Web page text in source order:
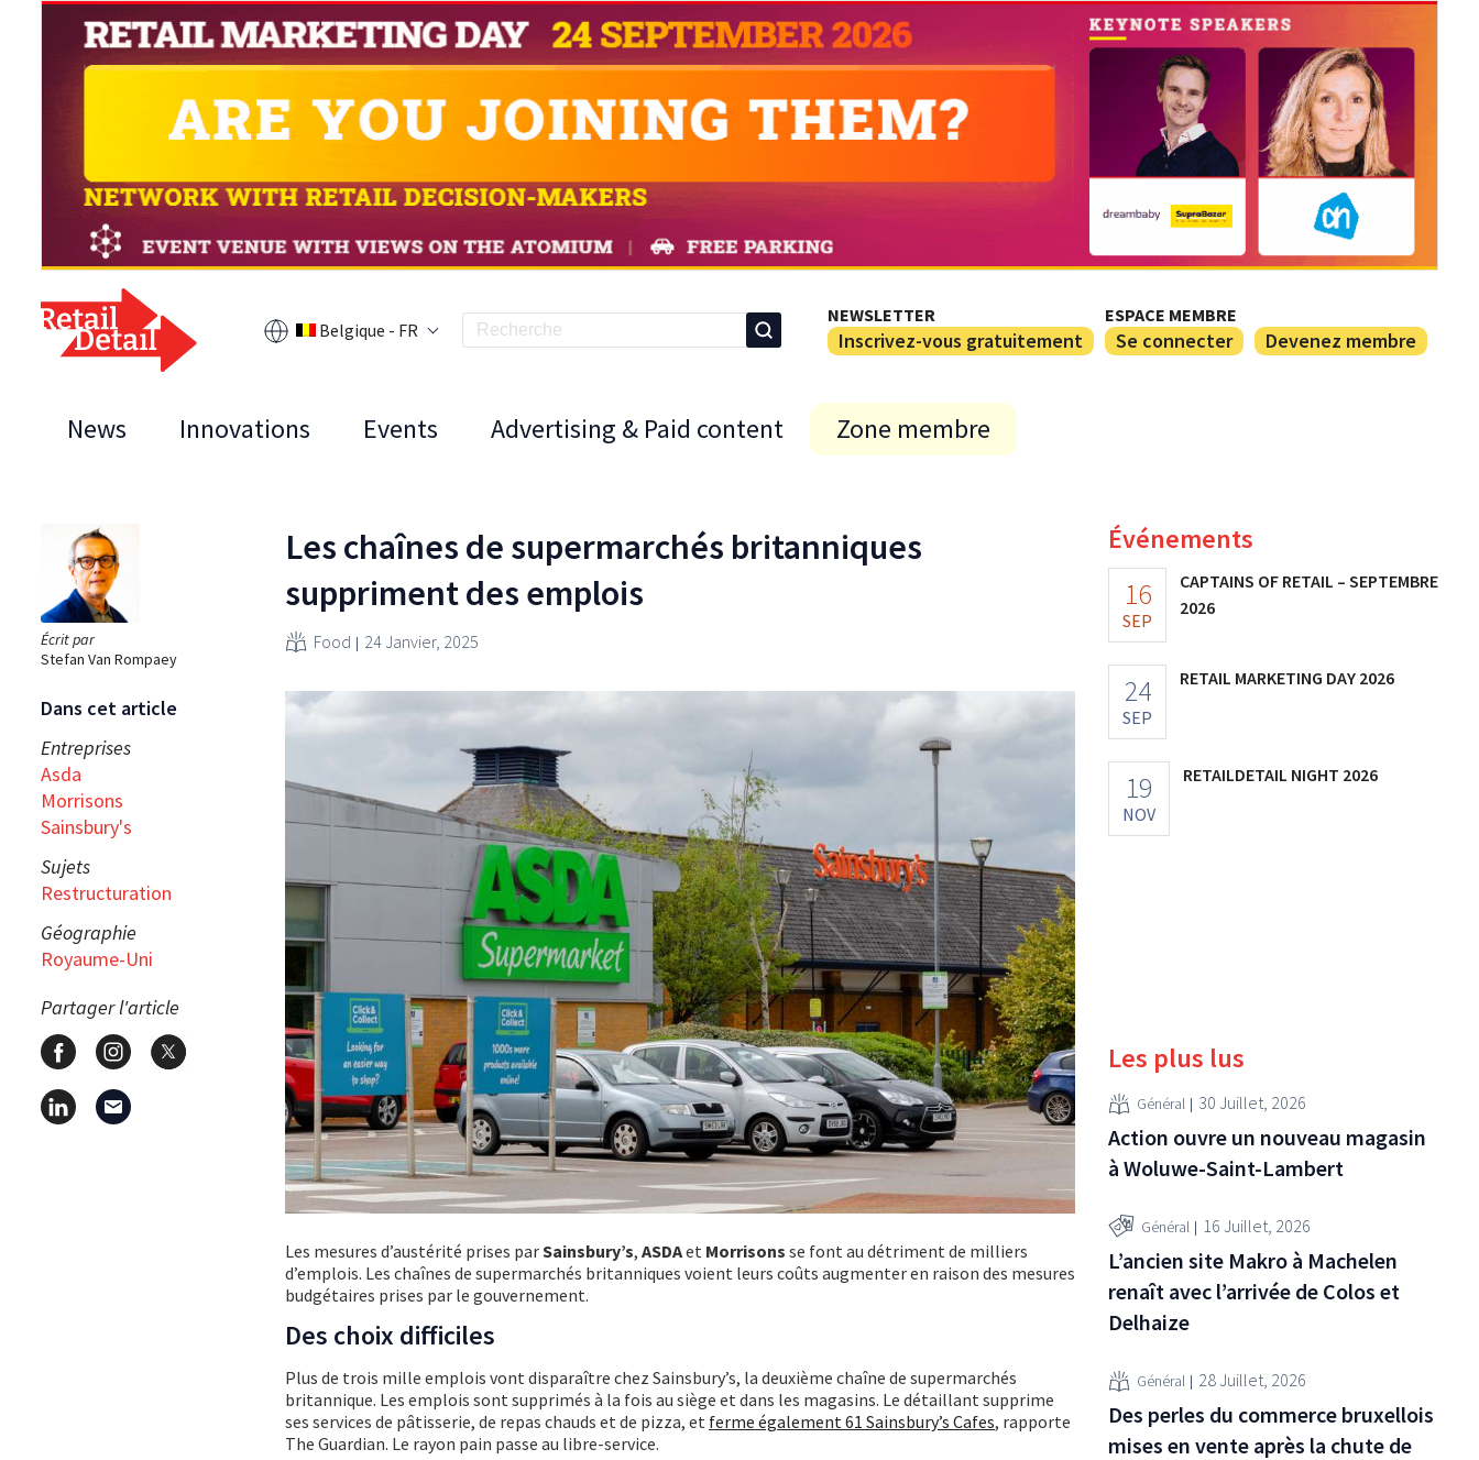
Belgique - FR
NEWSLETTER
Inscrivez-vous gratuitement
ESPACE MEMBRE
Se connecter Devenez membre
News Innovations Events Advertising & Paid content Zone membre
Écrit par
Stefan Van Rompaey
Dans cet article
Entreprises
Asda
Morrisons
Sainsbury's
Sujets
Restructuration
Géographie
Royaume-Uni
Partager l'article
Les chaînes de supermarchés britanniques
suppriment des emplois
Food 24 Janvier, 2025
Les mesures d’austérité prises parSainsbury’s, ASDAet Morrisons se font au détriment de milliers
d’emplois. Les chaînes de supermarchés britanniques voient leurs coûts augmenter en raison des mesures
budgétaires prises par le gouvernement.
Des choix difficiles
Plus de trois mille emplois vont disparaître chez Sainsbury’s, la deuxième chaîne de supermarchés
britannique. Les emplois sont supprimés à la fois au siège et dans les magasins. Le détaillant supprime
ses services de pâtisserie, de repas chauds et de pizza, et ferme également 61 Sainsbury’s Cafes, rapporte
The Guardian. Le rayon pain passe au libre-service.
Événements
16
SEP
CAPTAINS OF RETAIL – SEPTEMBRE
2026
24
SEP
RETAIL MARKETING DAY 2026
19
NOV
RETAILDETAIL NIGHT 2026
Les plus lus
Général 30 Juillet, 2026
Action ouvre un nouveau magasin
à Woluwe-Saint-Lambert
Général 16 Juillet, 2026
L’ancien site Makro à Machelen
renaît avec l’arrivée de Colos et
Delhaize
Général 28 Juillet, 2026
Des perles du commerce bruxellois
mises en vente après la chute de